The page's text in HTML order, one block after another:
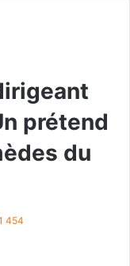
prétend
du
454